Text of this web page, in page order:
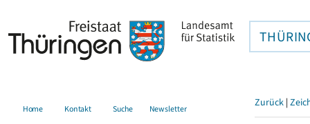
Home Kontakt Suche Newsletter Zurück |